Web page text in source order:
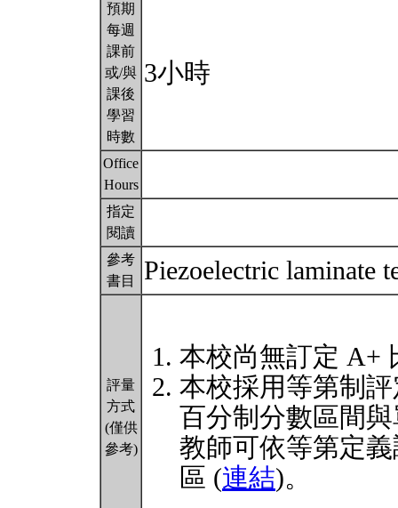
預期
每週
課前
或/與
課後
學習
時數
3小時
Office
Hours
指定
閱讀
參考
書目
Piezoelectric laminate
評量
方式
(僅供
參考)
本校尚無訂定 A+
本校採用等第制
百分制分數區間
教師可依等第定
區 (連結)。